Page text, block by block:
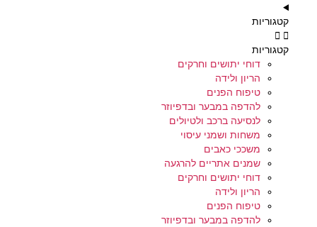
קטגוריות
קטגוריות
דוחי יתושים וחרקים
הריון ולידה
טיפוח הפנים
להדפה במבער ובדפיוזר
לנסיעה ברכב ולטיולים
משחות ושמני עיסוי
משככי כאבים
שמנים אתריים להרגעה
דוחי יתושים וחרקים
הריון ולידה
טיפוח הפנים
להדפה במבער ובדפיוזר